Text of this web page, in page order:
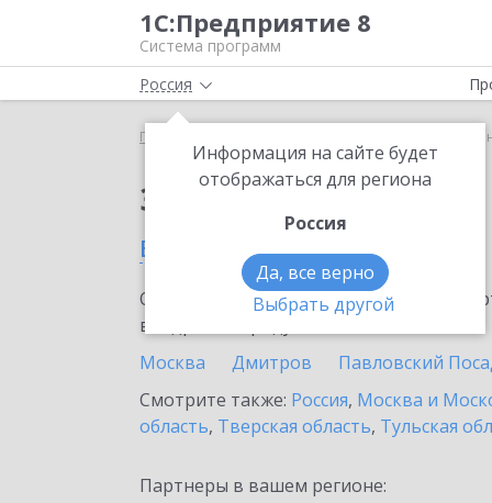
1С:Предприятие 8
Система программ
Россия
Информация на сайте будет
отображаться для региона
Россия
Да, все верно
Выбрать другой
Главная ЮKassa в
Заказать ЮKassa
в Ивантеевке
Ознакомьтесь с информационными
внедрение продукта.
Москва
Дмитров Павловский
Смотрите также: Россия, Москва и
область, Тверская область, Тульская
Партнеры в вашем регионе: